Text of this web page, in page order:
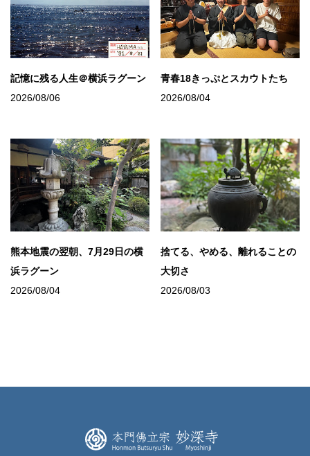
記憶に残る人生＠横浜ラグーン
2026/08/06
青春18きっぷとスカウトたち
2026/08/04
熊本地震の翌朝、7月29日の横
浜ラグーン
2026/08/04
捨てる、やめる、離れることの
大切さ
2026/08/03